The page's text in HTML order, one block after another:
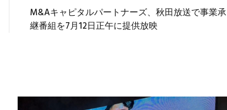
M&Aキャピタルパートナーズ、秋田放送で事業承
継番組を7月12日正午に提供放映